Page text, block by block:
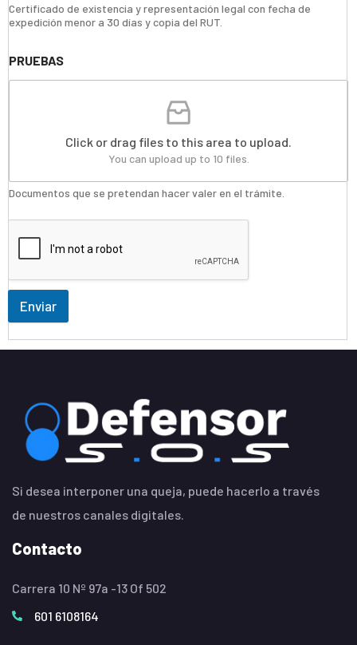
Certificado de existencia y representación legal con fecha de
expedición menor a 30 días y copia del RUT.
PRUEBAS
Click or drag files to this area to upload.
You can upload up to 10 files.
Documentos que se pretendan hacer valer en el trámite.
Enviar
Si desea interponer una queja, puede hacerlo a través
de nuestros canales digitales.
Contacto
Carrera 10 Nº 97a -13 Of 502
601 6108164